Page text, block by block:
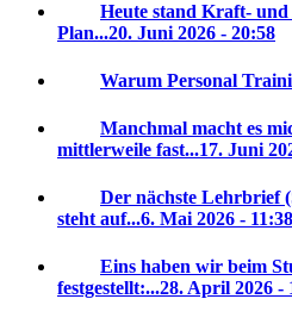
Heute stand Kraft-
Plan...20. Juni 2026 - 20:58
Warum Personal
Manchmal macht es
mittlerweile fast...17. Juni
Der nächste Lehrbrief
steht auf...6. Mai 2026 - 11:38
Eins haben wir beim
festgestellt:...28. April 2026 -